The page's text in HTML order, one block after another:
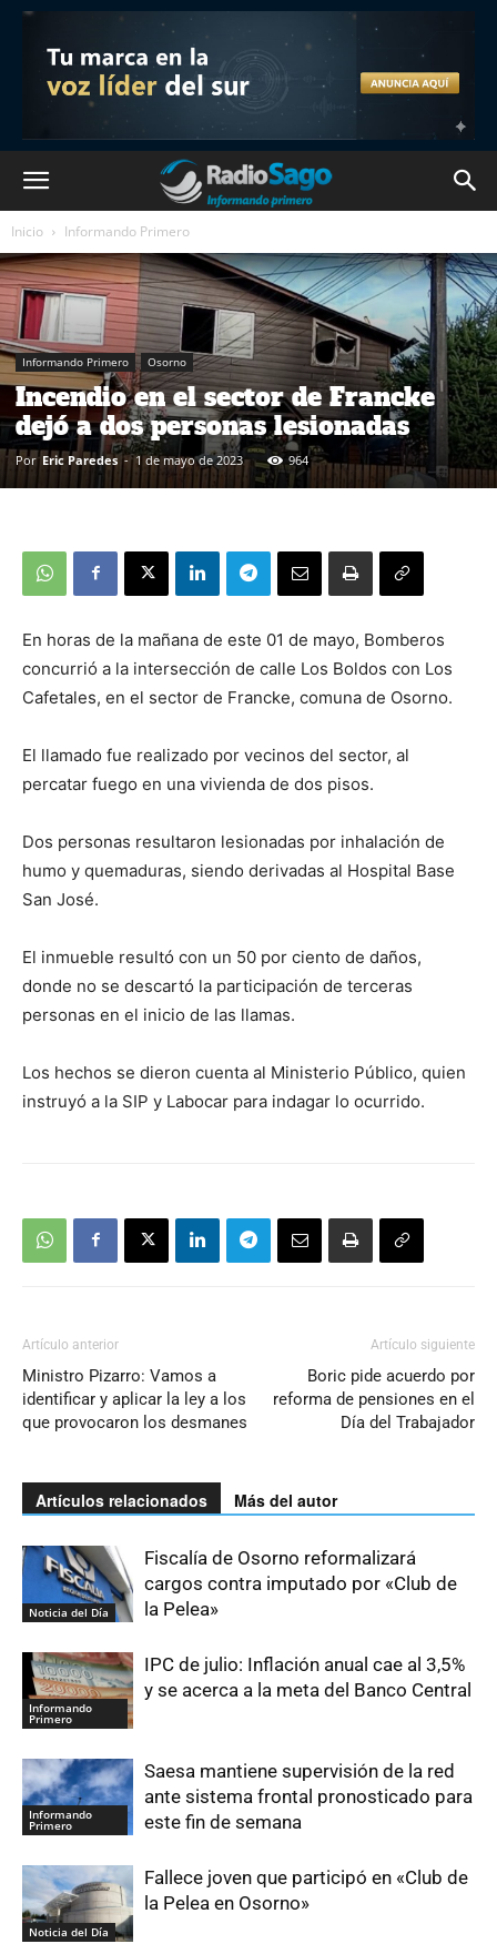
Inicio Informando Primero
Informando Primero Osorno
Incendio en el sector de Francke
dejó a dos personas lesionadas
Por Eric Paredes - 1 de mayo de 2023 964
En horas de la mañana de este 01 de mayo, Bomberos
concurrió a la intersección de calle Los Boldos con Los
Cafetales, en el sector de Francke, comuna de Osorno.
El llamado fue realizado por vecinos del sector, al
percatar fuego en una vivienda de dos pisos.
Dos personas resultaron lesionadas por inhalación de
humo y quemaduras, siendo derivadas al Hospital Base
San José.
El inmueble resultó con un 50 por ciento de daños,
donde no se descartó la participación de terceras
personas en el inicio de las llamas.
Los hechos se dieron cuenta al Ministerio Público, quien
instruyó a la SIP y Labocar para indagar lo ocurrido.
Artículo anterior
Ministro Pizarro: Vamos a
identificar y aplicar la ley a los
que provocaron los desmanes
Artículo siguiente
Boric pide acuerdo por
reforma de pensiones en el
Día del Trabajador
Artículos relacionados Más del autor
Noticia del Día
Fiscalía de Osorno reformalizará
cargos contra imputado por «Club de
la Pelea»
Informando
Primero
IPC de julio: Inflación anual cae al 3,5%
y se acerca a la meta del Banco Central
Informando
Primero
Saesa mantiene supervisión de la red
ante sistema frontal pronosticado para
este fin de semana
Noticia del Día
Fallece joven que participó en «Club de
la Pelea en Osorno»